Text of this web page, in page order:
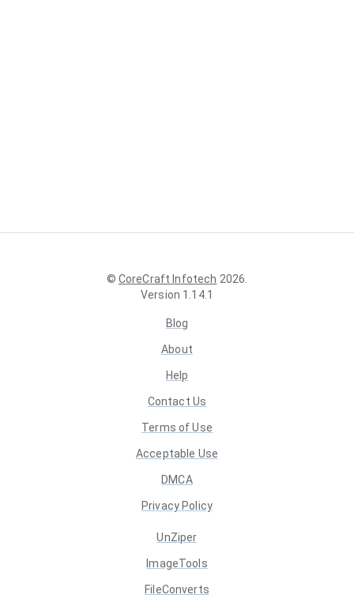
© CoreCraft Infotech 2026.
Version 1.14.1
Blog
About
Help
Contact Us
Terms of Use
Acceptable Use
DMCA
Privacy Policy
UnZiper
ImageTools
FileConverts